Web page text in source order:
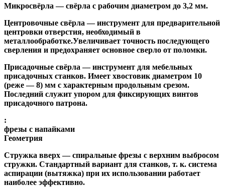
Микросвёрла — свёрла с рабочим диаметром до 3,2 мм.
Центровочные свёрла — инструмент для предварительной
центровки отверстия, необходимый в
металлообработке.Увеличивает точность последующего
сверления и предохраняет основное сверло от поломки.
Присадочные свёрла — инструмент для мебельных
присадочных станков. Имеет хвостовик диаметром 10
(реже — 8) мм с характерным продольным срезом.
Последний служит упором для фиксирующих винтов
присадочного патрона.
:
фрезы с напайками
Геометрия
Стружка вверх— спиральные фрезы с верхним выбросом
стружки. Стандартный вариант для станков, т. к. система
аспирации (вытяжка) при их использовании работает
наиболее эффективно.